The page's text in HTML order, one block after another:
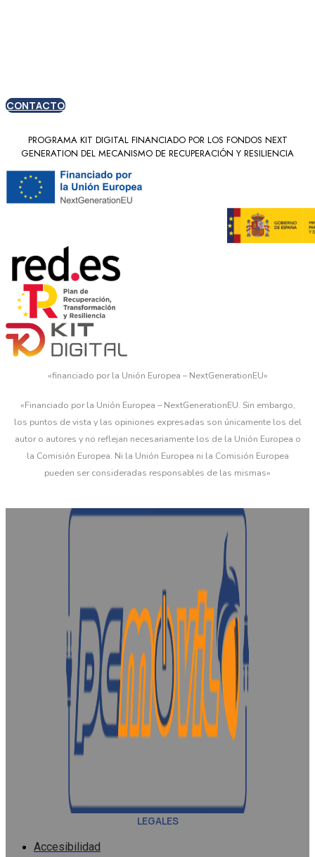
CONTACTO
PROGRAMA KIT DIGITAL FINANCIADO POR LOS FONDOS NEXT
GENERATION DEL MECANISMO DE RECUPERACIÓN Y RESILIENCIA
«financiado por la Unión Europea – NextGenerationEU»
«Financiado por la Unión Europea – NextGenerationEU. Sin embargo,
los puntos de vista y las opiniones expresadas son únicamente los del
autor o autores y no reflejan necesariamente los de la Unión Europea o
la Comisión Europea. Ni la Unión Europea ni la Comisión Europea
pueden ser consideradas responsables de las mismas»
LEGALES
Accesibilidad